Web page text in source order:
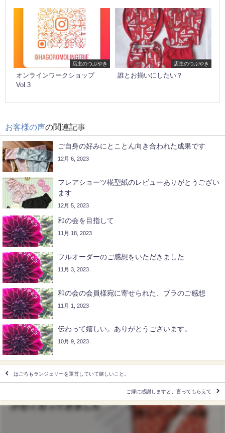
店主のつぶやき
オンラインワークショップ
Vol.3
店主のつぶやき
誰とお揃いにしたい？
お客様の声の関連記事
ご自身の好みにとことん向き合われた成果です
12月 6, 2023
フレアショーツ椛型紙のレビューありがとうござい
ます
12月 5, 2023
和の会を目指して
11月 18, 2023
フルオーダーのご感想をいただきました
11月 3, 2023
和の会の会員様宛に寄せられた、ブラのご感想
11月 1, 2023
伝わって嬉しい。ありがとうございます。
10月 9, 2023
はごろもランジェリーを運営していて嬉しいこと。
ご縁に感謝しますと、言ってもらえて